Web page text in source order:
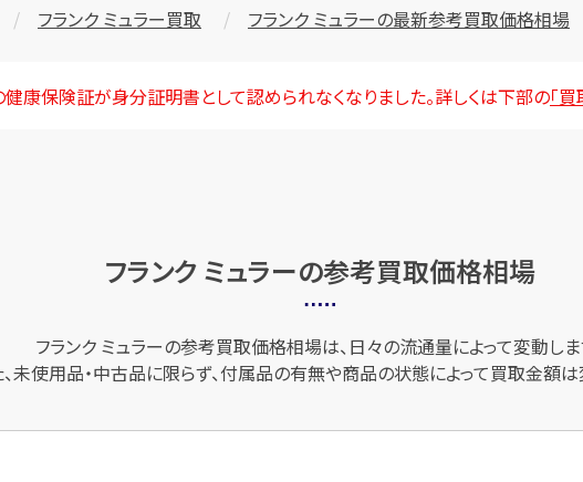
フランク ミュラー買取 フランク ミュラーの最新参考買取価格相場
康保険証が身分証明書として認められなくなりました。詳しくは下部の「
フランク ミュラーの参考買取価格相場
フランク ミュラーの参考買取価格相場は、日々の流通量によって変動しま
、未使用品・中古品に限らず、付属品の有無や商品の状態によって買取金額は